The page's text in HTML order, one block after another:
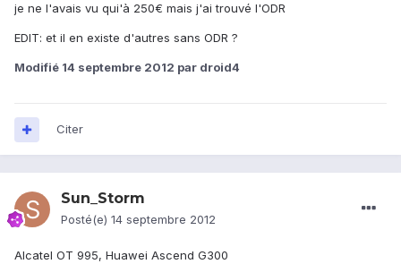
je ne l'avais vu qui'à 250€ mais j'ai trouvé l'ODR
EDIT: et il en existe d'autres sans ODR ?
Modifié 14 septembre 2012 par droid4
Citer
Sun_Storm
Posté(e) 14 septembre 2012
Alcatel OT 995, Huawei Ascend G300